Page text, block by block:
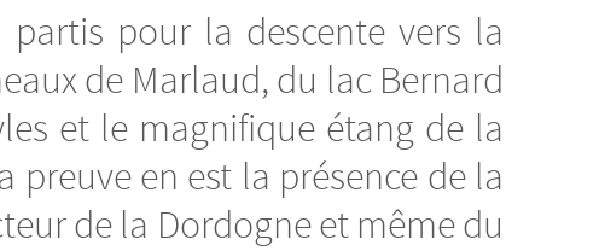
pour la descente vers la
de Marlaud, du lac Bernard
et le magnifique étang de la
en est la présence de la
de la Dordogne et même du